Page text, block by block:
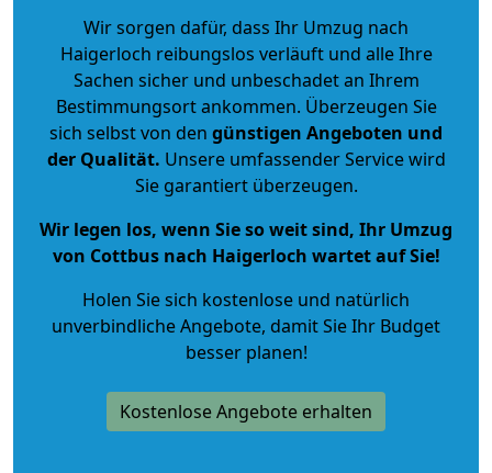
Wir sorgen dafür, dass Ihr Umzug nach
Haigerloch reibungslos verläuft und alle Ihre
Sachen sicher und unbeschadet an Ihrem
Bestimmungsort ankommen. Überzeugen Sie
sich selbst von den günstigen Angeboten und
der Qualität. Unsere umfassender Service wird
Sie garantiert überzeugen.
Wir legen los, wenn Sie so weit sind, Ihr Umzug
von Cottbus nach Haigerloch wartet auf Sie!
Holen Sie sich kostenlose und natürlich
unverbindliche Angebote, damit Sie Ihr Budget
besser planen!
Kostenlose Angebote erhalten